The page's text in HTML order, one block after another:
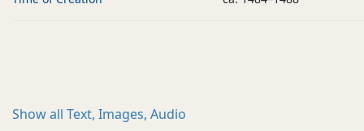
Show all Text, Images, Audio